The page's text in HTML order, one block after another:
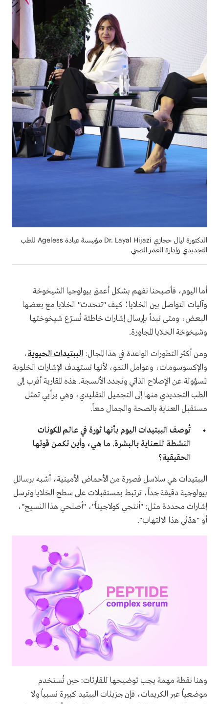
الدكتورة ليال حجازي Dr. Layal Hijazi مؤسِسة عيادة Ageless للطب
التجديدي وإدارة العمر الصحي
أما اليوم، فأصبحنا نفهم بشكل أعمق بيولوجيا الشيخوخة
وآليات التواصل بين الخلايا؛ كيف "تتحدث" الخلايا مع بعضها
البعض، ومتى تبدأ بإرسال إشارات خاطئة تُسرّع شيخوختها
وشيخوخة الخلايا المجاورة.
ومن أكثر التطورات الواعدة في هذا المجال: الببتيدات الحيوية،
والإكسوسومات، وعوامل النمو، لأنها تستهدف الإشارات الخلوية
المسؤولة عن الإصلاح الذاتي وتجدد الأنسجة. هذه المقاربة أقرب إلى
الطب التجديدي منها إلى التجميل التقليدي، وهي برأيي تمثل
مستقبل العناية بالصحة والجمال معاً.
تُوصف الببتيدات اليوم بأنها ثورة في عالم المكونات
النشطة للعناية بالبشرة. ما هي، وأين تكمن قوتها
الحقيقية؟
الببتيدات هي سلاسل قصيرة من الأحماض الأمينية، أشبه برسائل
بيولوجية دقيقة جداً، ترتبط بمستقبلات على سطح الخلايا وترسل
إشارات محددة مثل: "أنتجي كولاجيناً"، "أصلحي هذا النسيج"،
أو "هدّئي هذا الالتهاب".
وهنا نقطة مهمة يجب توضيحها للقارئات: حين تُستخدم
موضعياً عبر الكريمات، فإن جزيئات الببتيد كبيرة نسبياً ولا